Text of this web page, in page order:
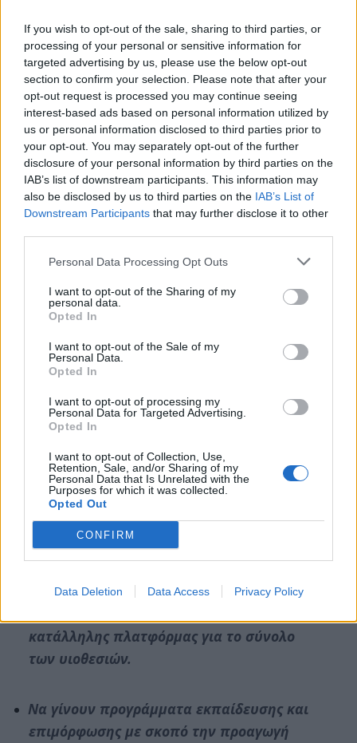
If you wish to opt-out of the sale, sharing to third parties, or
processing of your personal or sensitive information for
targeted advertising by us, please use the below opt-out
section to confirm your selection. Please note that after your
opt-out request is processed you may continue seeing
interest-based ads based on personal information utilized by
us or personal information disclosed to third parties prior to
your opt-out. You may separately opt-out of the further
disclosure of your personal information by third parties on the
IAB’s list of downstream participants. This information may
also be disclosed by us to third parties on the IAB’s List of
Downstream Participants that may further disclose it to other
Personal Data Processing Opt Outs
I want to opt-out of the Sharing of my
personal data.
Opted In
I want to opt-out of the Sale of my
Personal Data.
Opted In
I want to opt-out of processing my
Personal Data for Targeted Advertising.
Opted In
I want to opt-out of Collection, Use,
Retention, Sale, and/or Sharing of my
Personal Data that Is Unrelated with the
Purposes for which it was collected.
Opted Out
CONFIRM
Data Deletion Data Access Privacy Policy
εφικτή, με επιστημονικά κριτήρια και με μέτρα για
την αποφυγή σχηματισμού αγελών) στο σημείο
περισυλλογής και του μετέπειτα ελέγχου των
αδέσποτων, χωρίς την παρεμβολή ιδιωτών
μεσαζόντωνκαι διαφόρωνΜΚΟ.
Να σταματήσει η συνήθης πρακτική τα
όποια κονδύλια να δίνονται δεξιά και
αριστερά, χωρίς κανένα ουσιαστικό
διάφορους επιχειρηματίες και ΜΚΟ.
Να ενισχυθούν οι υιοθεσίες αποκλειστικά
από φυσικά πρόσωπα και όχι από νομικά,
με λήψη μέτρων όπως δωρεάν (με κάλυψη
κτηνιατρικής περίθαλψης για ένα χρονικό
διάστημα.
Να επιτραπεί στα φιλοζωικά σωματεία να
ασκούν τον εθελοντικό τους ρόλο,
συνεπικουρώντας το έργο των κρατικών
δομών και συμβάλλοντας στη διαδικασία
πρέπει να βρίσκεται υπό τον κρατικό
κατάλληλης πλατφόρμας για το σύνολο
των υιοθεσιών.
Να γίνουν προγράμματα εκπαίδευσης και
επιμόρφωσης με σκοπό την προαγωγή